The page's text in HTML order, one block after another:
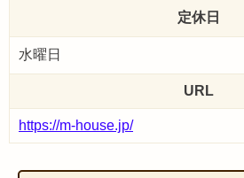
定休日
水曜日
URL
https://m-house.jp/